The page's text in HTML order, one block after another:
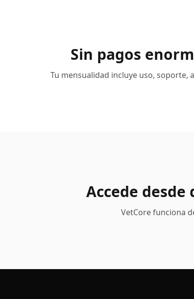
Sin pagos
Tu mensualidad incluye uso, soporte,
Accede desde
VetCore funciona